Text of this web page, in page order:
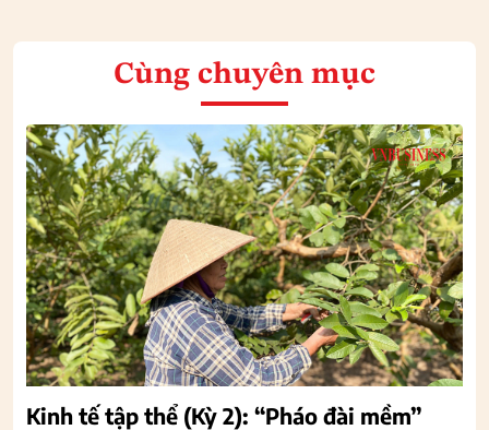
Cùng chuyên mục
Kinh tế tập thể (Kỳ 2): “Pháo đài mềm”